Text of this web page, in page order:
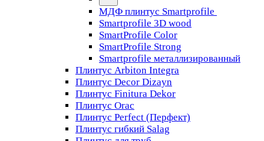
МДФ плинтус Smartprofile
Smartprofile 3D wood
SmartProfile Color
SmartProfile Strong
Smartprofile металлизированный
Плинтус Arbiton Integra
Плинтус Decor Dizayn
Плинтус Finitura Dekor
Плинтус Orac
Плинтус Perfect (Перфект)
Плинтус гибкий Salag